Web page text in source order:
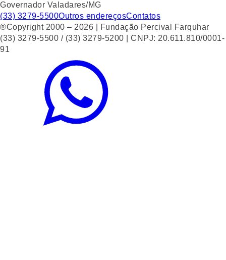
Governador Valadares/MG
(33) 3279-5500Outros endereçosContatos
®Copyright 2000 – 2026 | Fundação Percival Farquhar
(33) 3279-5500 / (33) 3279-5200 | CNPJ: 20.611.810/0001-
91